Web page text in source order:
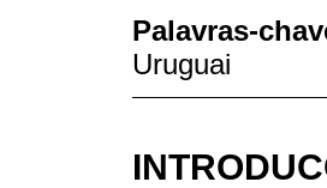
Palavras-
Uruguai